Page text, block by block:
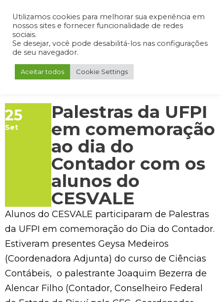
Admin Portal do Aluno Portal do Professor Portal do Coordenador
25
Set
Palestras da UFPI
em comemoração
ao dia do
Contador com os
alunos do
CESVALE
Alunos do CESVALE participaram de Palestras
da UFPI em comemoração do Dia do Contador.
Estiveram presentes Geysa Medeiros
(Coordenadora Adjunta) do curso de Ciências
Contábeis, o palestrante Joaquim Bezerra de
Alencar Filho (Contador, Conselheiro Federal
Utilizamos cookies para melhorar sua experiência em
nossos sites e fornecer funcionalidade de redes
sociais.
Se desejar, você pode desabilitá-los nas configurações
de seu navegador.
Aceitar todos Cookie Settings